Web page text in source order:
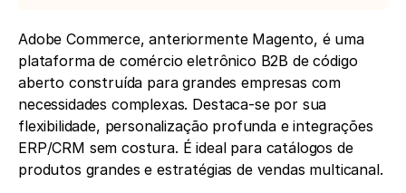
Adobe Commerce, anteriormente Magento, é uma
plataforma de comércio eletrônico B2B de código
aberto construída para grandes empresas com
necessidades complexas. Destaca-se por sua
flexibilidade, personalização profunda e integrações
ERP/CRM sem costura. É ideal para catálogos de
produtos grandes e estratégias de vendas multicanal.